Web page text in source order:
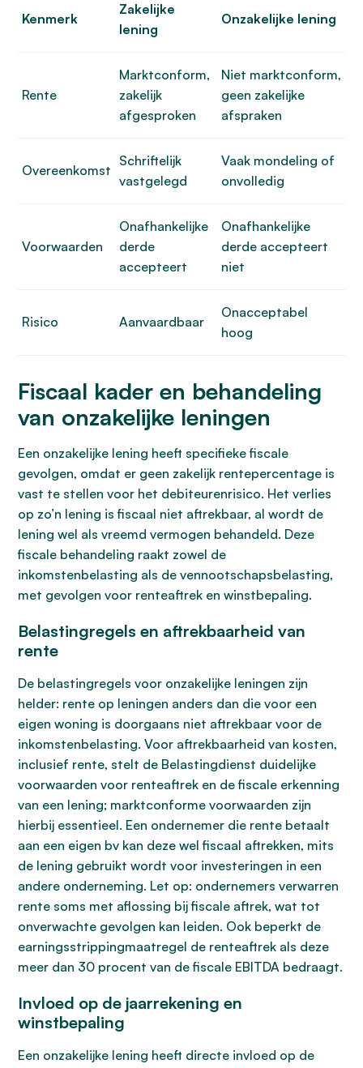
Kenmerk
Zakelijke
lening
Onzakelijke lening
Rente
Marktconform,
zakelijk
afgesproken
Niet marktconform,
geen zakelijke
afspraken
Overeenkomst
Schriftelijk
vastgelegd
Vaak mondeling of
onvolledig
Voorwaarden
Onafhankelijke
derde
accepteert
Onafhankelijke
derde accepteert
niet
Risico Aanvaardbaar
Onacceptabel
hoog
Fiscaal kader en behandeling
van onzakelijke leningen
Een onzakelijke lening heeft specifieke fiscale
gevolgen, omdat er geen zakelijk rentepercentage is
vast te stellen voor het debiteurenrisico. Het verlies
op zo’n lening is fiscaal niet aftrekbaar, al wordt de
lening wel als vreemd vermogen behandeld. Deze
fiscale behandeling raakt zowel de
inkomstenbelasting als de vennootschapsbelasting,
met gevolgen voor renteaftrek en winstbepaling.
Belastingregels en aftrekbaarheid van
rente
De belastingregels voor onzakelijke leningen zijn
helder: rente op leningen anders dan die voor een
eigen woning is doorgaans niet aftrekbaar voor de
inkomstenbelasting. Voor aftrekbaarheid van kosten,
inclusief rente, stelt de Belastingdienst duidelijke
voorwaarden voor renteaftrek en de fiscale erkenning
van een lening; marktconforme voorwaarden zijn
hierbij essentieel. Een ondernemer die rente betaalt
aan een eigen bv kan deze wel fiscaal aftrekken, mits
de lening gebruikt wordt voor investeringen in een
andere onderneming. Let op: ondernemers verwarren
rente soms met aflossing bij fiscale aftrek, wat tot
onverwachte gevolgen kan leiden. Ook beperkt de
earningsstrippingmaatregel de renteaftrek als deze
meer dan 30 procent van de fiscale EBITDA bedraagt.
Invloed op de jaarrekening en
winstbepaling
Een onzakelijke lening heeft directe invloed op de